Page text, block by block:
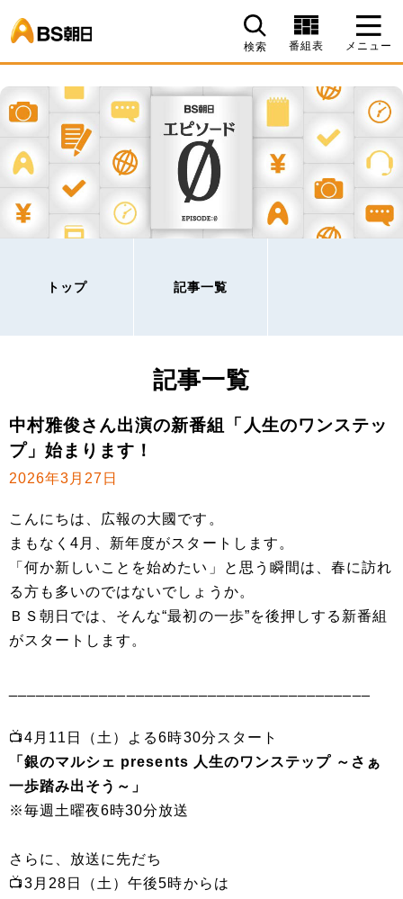
検索 番組表 メニュー
トップ 記事一覧
記事一覧
中村雅俊さん出演の新番組「人生のワンステッ
プ」始まります！
2026年3月27日
こんにちは、広報の大國です。
まもなく4月、新年度がスタートします。
「何か新しいことを始めたい」と思う瞬間は、春に訪れ
る方も多いのではないでしょうか。
ＢＳ朝日では、そんな“最初の一歩”を後押しする新番組
がスタートします。
📺4月11日（土）よる6時30分スタート
「銀のマルシェ presents 人生のワンステップ ～さぁ
一歩踏み出そう～」
※毎週土曜夜6時30分放送
さらに、放送に先だち
📺3月28日（土）午後5時からは